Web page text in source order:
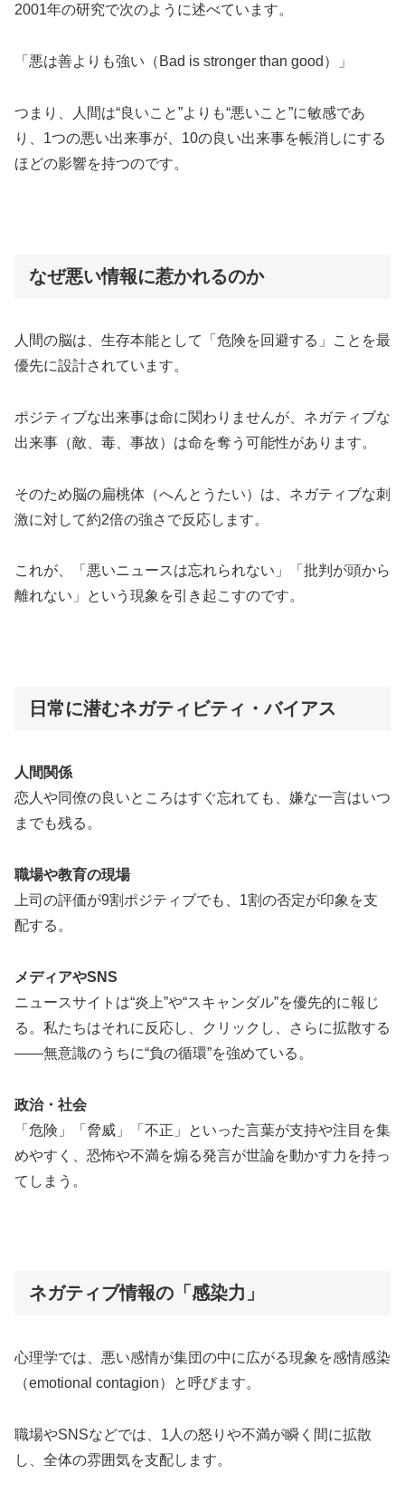
2001年の研究で次のように述べています。
「悪は善よりも強い（Bad is stronger than good）」
つまり、人間は“良いこと”よりも“悪いこと”に敏感であ
り、1つの悪い出来事が、10の良い出来事を帳消しにする
ほどの影響を持つのです。
なぜ悪い情報に惹かれるのか
人間の脳は、生存本能として「危険を回避する」ことを最
優先に設計されています。
ポジティブな出来事は命に関わりませんが、ネガティブな
出来事（敵、毒、事故）は命を奪う可能性があります。
そのため脳の扁桃体（へんとうたい）は、ネガティブな刺
激に対して約2倍の強さで反応します。
これが、「悪いニュースは忘れられない」「批判が頭から
離れない」という現象を引き起こすのです。
日常に潜むネガティビティ・バイアス
人間関係
恋人や同僚の良いところはすぐ忘れても、嫌な一言はいつ
までも残る。
職場や教育の現場
上司の評価が9割ポジティブでも、1割の否定が印象を支
配する。
メディアやSNS
ニュースサイトは“炎上”や“スキャンダル”を優先的に報じ
る。私たちはそれに反応し、クリックし、さらに拡散する
――無意識のうちに“負の循環”を強めている。
政治・社会
「危険」「脅威」「不正」といった言葉が支持や注目を集
めやすく、恐怖や不満を煽る発言が世論を動かす力を持っ
てしまう。
ネガティブ情報の「感染力」
心理学では、悪い感情が集団の中に広がる現象を感情感染
（emotional contagion）と呼びます。
職場やSNSなどでは、1人の怒りや不満が瞬く間に拡散
し、全体の雰囲気を支配します。